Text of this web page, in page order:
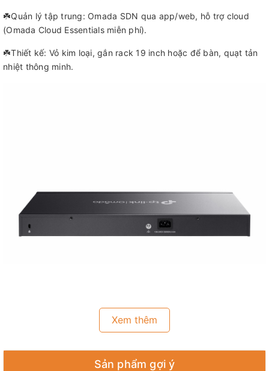
☘️Quản lý tập trung: Omada SDN qua app/web, hỗ trợ cloud
(Omada Cloud Essentials miễn phí).
☘️Thiết kế: Vỏ kim loại, gắn rack 19 inch hoặc để bàn, quạt tản
nhiệt thông minh.
Xem thêm
Sản phẩm gợi ý